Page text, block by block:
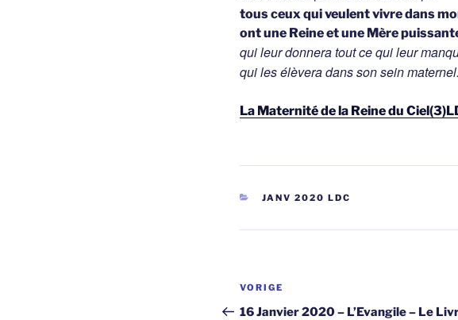
tous ceux qui veulent vivre dans
ont une Reine et une Mère
qui leur donnera tout ce qui leur
qui les élèvera dans son sein maternel.
La Maternité de la Reine du
CATEGORIEËN
JANV 2020 LDC
Berichtnavigatie
Vorig
bericht
VORIGE
16 Janvier 2020 – L’Evangile – Le